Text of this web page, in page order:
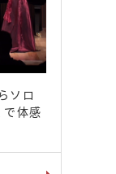
ソロ
で体感